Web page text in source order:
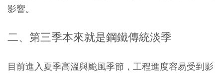
影響。
二、第三季本來就是鋼鐵傳統淡季
目前進入夏季高溫與颱風季節，工程進度容易受到影